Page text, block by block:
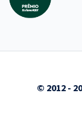
© 2012 -